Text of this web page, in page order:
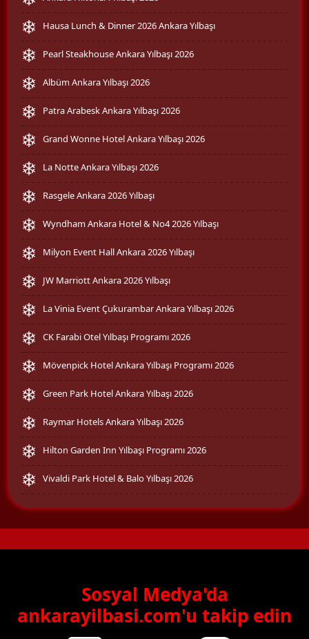
Hausa Lunch & Dinner 2026 Ankara Yılbaşı
Pearl Steakhouse Ankara Yılbaşı 2026
Albüm Ankara Yılbaşı 2026
Patra Arabesk Ankara Yılbaşı 2026
Grand Wonne Hotel Ankara Yılbaşı 2026
La Notte Ankara Yılbaşı 2026
Rasgele Ankara 2026 Yılbaşı
Wyndham Ankara Hotel & No4 2026 Yılbaşı
Milyon Event Hall Ankara 2026 Yılbaşı
JW Marriott Ankara 2026 Yılbaşı
La Vinia Event Çukurambar Ankara Yılbaşı 2026
CK Farabi Otel Yılbaşı Programı 2026
Mövenpick Hotel Ankara Yılbaşı Programı 2026
Green Park Hotel Ankara Yılbaşı 2026
Raymar Hotels Ankara Yılbaşı 2026
Hilton Garden Inn Yılbaşı Programı 2026
Vivaldi Park Hotel & Balo Yılbaşı 2026
Sosyal Medya'da
ankarayilbasi.com'u takip edin